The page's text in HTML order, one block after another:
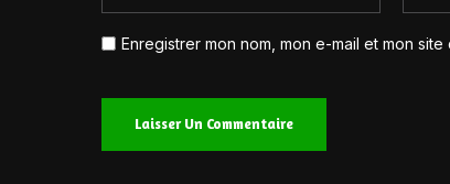
Enregistrer mon nom, mon e-mail et mon